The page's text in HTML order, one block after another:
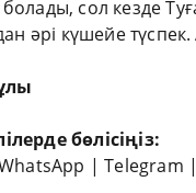
сол кезде
әрі күшейе
бөлісіңіз:
|Telegram